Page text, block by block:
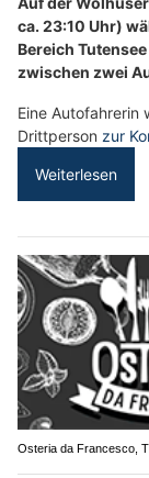
ca. 23:10 Uhr)
Bereich
zwischen zwei
Eine Autofahrerin
Drittperson zur
Weiterlesen
Osteria da Francesco,